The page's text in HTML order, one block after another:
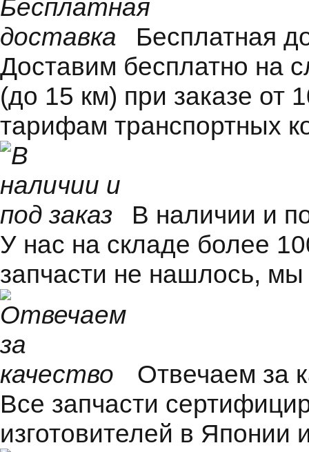
Бесплатная
Доставим бесплатно на
(до 15 км) при заказе от
тарифам транспортных
В наличии и
У нас на складе более
запчасти не нашлось,
Отвечаем за
Все запчасти
изготовителей в Японии